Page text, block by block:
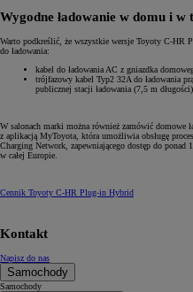
Wygodne ładowanie w domu i w
Warto podkreślić, że wszystkie wersje Toyoty C-HR
do ładowania:
kabel do ładowania AC z gniazdka
trójfazowy kabel Typ2 32A do ładowania
publicznej stacji ładowania (7,5 m długości).
W salonach marki można również zamówić domowe
z aplikacją MyToyota, która umożliwia obsługę
Charging Network, zapewniającego dostęp do
w całej Europie.
Cennik Toyoty C-HR Plug-in Hybrid
Kontakt
Napisz do nas
Samochody
Samochody